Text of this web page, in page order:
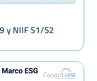
y NIIF S1/S2